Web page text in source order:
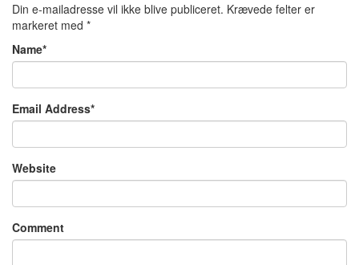
Din e-mailadresse vil ikke blive publiceret. Krævede felter er
markeret med *
Name*
Email Address*
Website
Comment